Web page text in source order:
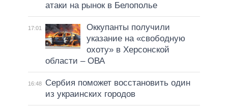
атаки на рынок в Белополье
17:01
Оккупанты получили
указание на «свободную
охоту» в Херсонской
области – ОВА
16:48
Сербия поможет восстановить один
из украинских городов